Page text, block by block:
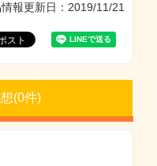
報更新日：2019/11/21
(0件)